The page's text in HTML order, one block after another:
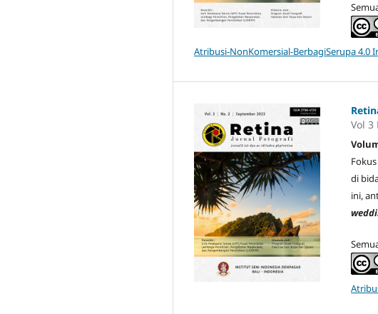
Atribusi-NonKomersial-BerbagiSerupa 4.0
Vol 3
di
ini,